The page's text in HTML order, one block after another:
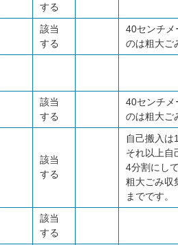
する
該当
する
40センチメ
のは粗大ご
該当
する
40センチメ
のは粗大ご
該当
する
自己搬入は
それ以上自
4分割にし
粗大ごみ収
までです。
該当
する